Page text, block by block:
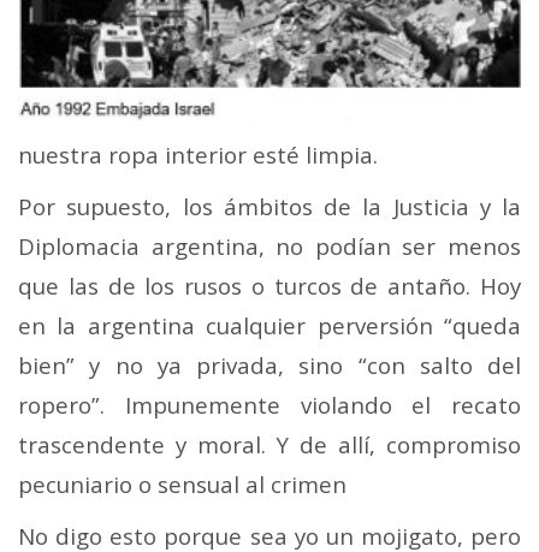
nuestra ropa interior esté limpia.
Por supuesto, los ámbitos de la Justicia y la
Diplomacia argentina, no podían ser menos
que las de los rusos o turcos de antaño. Hoy
en la argentina cualquier perversión “queda
bien” y no ya privada, sino “con salto del
ropero”. Impunemente violando el recato
trascendente y moral. Y de allí, compromiso
pecuniario o sensual al crimen
No digo esto porque sea yo un mojigato, pero